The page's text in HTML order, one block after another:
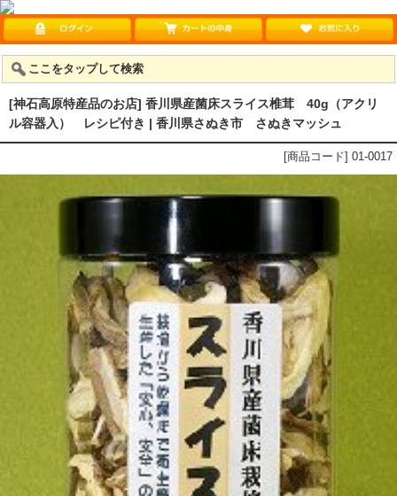
ここをタップして検索
[神石高原特産品のお店] 香川県産菌床スライス椎茸 40g（アクリ
ル容器入）
レシピ付き | 香川県さぬき市 さぬきマッシュ
[商品コード] 01-0017